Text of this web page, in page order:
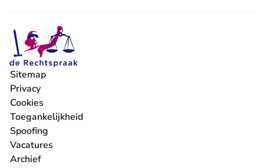
Sitemap
Privacy
Cookies
Toegankelijkheid
Spoofing
Vacatures
- U verlaat Rechtspraak.nl
Archief